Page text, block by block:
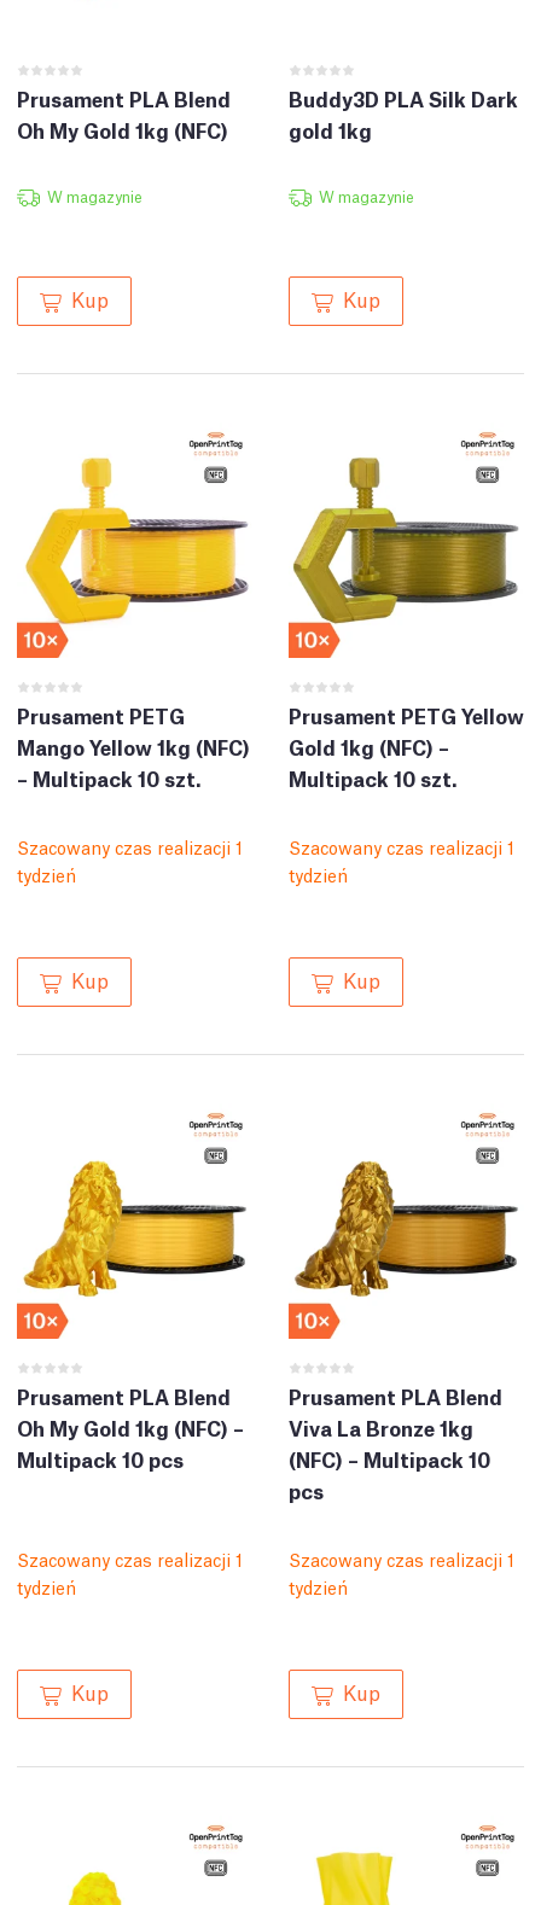
Prusament PLA Blend
Oh My Gold 1kg (NFC)
W magazynie
Kup
Buddy3D PLA Silk Dark
gold 1kg
W magazynie
Kup
Prusament PETG
Mango Yellow 1kg (NFC)
– Multipack 10 szt.
Szacowany czas realizacji 1
tydzień
Kup
Prusament PETG Yellow
Gold 1kg (NFC) –
Multipack 10 szt.
Szacowany czas realizacji 1
tydzień
Kup
Prusament PLA Blend
Oh My Gold 1kg (NFC) –
Multipack 10 pcs
Szacowany czas realizacji 1
tydzień
Kup
Prusament PLA Blend
Viva La Bronze 1kg
(NFC) – Multipack 10
pcs
Szacowany czas realizacji 1
tydzień
Kup